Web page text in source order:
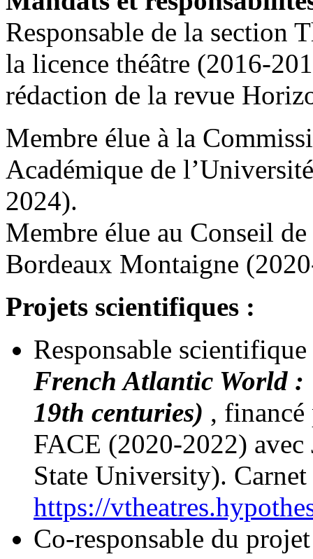
Responsable de la section
la licence théâtre (2016-
rédaction de la revue
Membre élue à la
Académique de
2024).
Membre élue au Conseil
Bordeaux Montaigne
Projets scientifiques :
Responsable
French Atlantic World :
19th centuries) , financé
FACE (2020-2022)
State University). Carnet
https://
Co-responsable du